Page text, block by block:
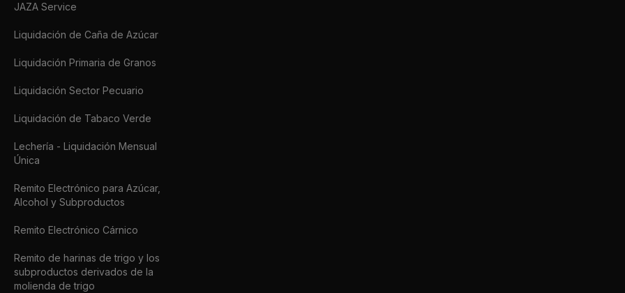
JAZA Service
Liquidación de Caña de Azúcar
Liquidación Primaria de Granos
Liquidación Sector Pecuario
Liquidación de Tabaco Verde
Lechería - Liquidación Mensual
Única
Remito Electrónico para Azúcar,
Alcohol y Subproductos
Remito Electrónico Cárnico
Remito de harinas de trigo y los
subproductos derivados de la
molienda de trigo